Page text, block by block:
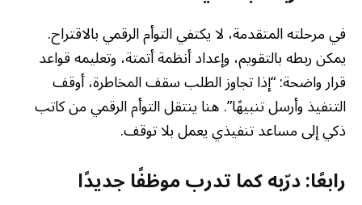
في مرحلته المتقدمة، لا يكتفي التوأم الرقمي بالاقتراح.
يمكن ربطه بالتقويم، وإعداد أنظمة أتمتة، وتعليمه قواعد
قرار واضحة: “إذا تجاوز الطلب سقف المخاطرة، أوقف
التنفيذ وأرسل تنبيهًا”. هنا ينتقل التوأم الرقمي من كاتب
ذكي إلى مساعد تنفيذي يعمل بلا توقف.
رابعًا: درّبه كما تدرب موظفًا جديدًا